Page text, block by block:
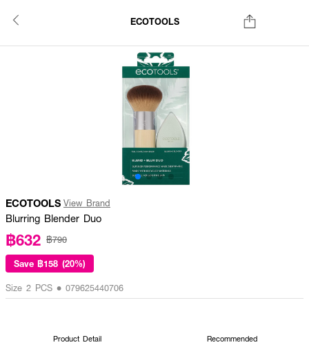
ECOTOOLS
ECOTOOLS View Brand
Blurring Blender Duo
฿632 ฿790
Save ฿158 (20%)
Size 2 PCS • 079625440706
Product Detail Recommended